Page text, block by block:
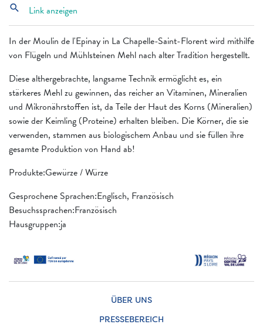
In der Moulin de l'Epinay in La Chapelle-Saint-Florent wird mithilfe
von Flügeln und Mühlsteinen Mehl nach alter Tradition hergestellt.
Diese althergebrachte, langsame Technik ermöglicht es, ein
stärkeres Mehl zu gewinnen, das reicher an Vitaminen, Mineralien
und Mikronährstoffen ist, da Teile der Haut des Korns (Mineralien)
sowie der Keimling (Proteine) erhalten bleiben. Die Körner, die sie
verwenden, stammen aus biologischem Anbau und sie füllen ihre
gesamte Produktion von Hand ab!
Produkte:Gewürze / Würze
Gesprochene Sprachen:Englisch, Französisch
Besuchssprachen:Französisch
Hausgruppen:ja
search Link anzeigen
ÜBER UNS
PRESSEBEREICH